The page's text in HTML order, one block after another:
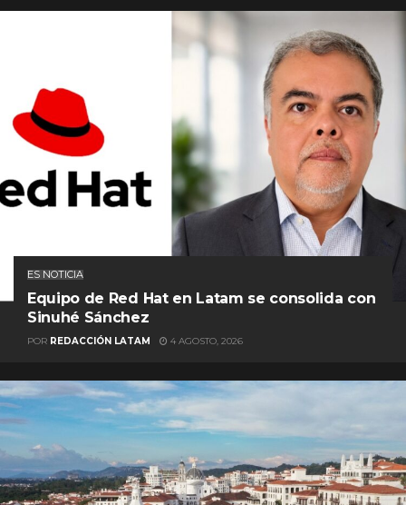
ES NOTICIA
Equipo de Red Hat en Latam se consolida con
Sinuhé Sánchez
POR REDACCIÓN LATAM 4 AGOSTO, 2026